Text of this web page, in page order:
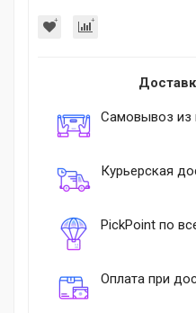
Самовывоз из
Курьерская
PickPoint по
Оплата при